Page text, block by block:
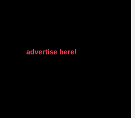
advertise here!